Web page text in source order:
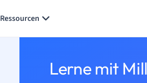
Ressourcen
Lerne mit